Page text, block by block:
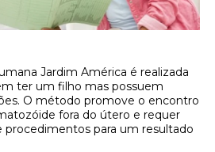
Jardim América é realizada
ter um filho mas possuem
O método promove o encontro
fora do útero e requer
procedimentos para um resultado